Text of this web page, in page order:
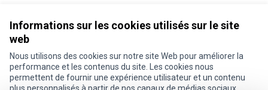
Informations sur les cookies utilisés sur le site
web
Nous utilisons des cookies sur notre site Web pour améliorer la
performance et les contenus du site. Les cookies nous
permettent de fournir une expérience utilisateur et un contenu
Conditions d'utilisation
Paramètres des cookies
Je participe ! sur X
Je participe ! sur Facebook
Je participe ! sur Instagram